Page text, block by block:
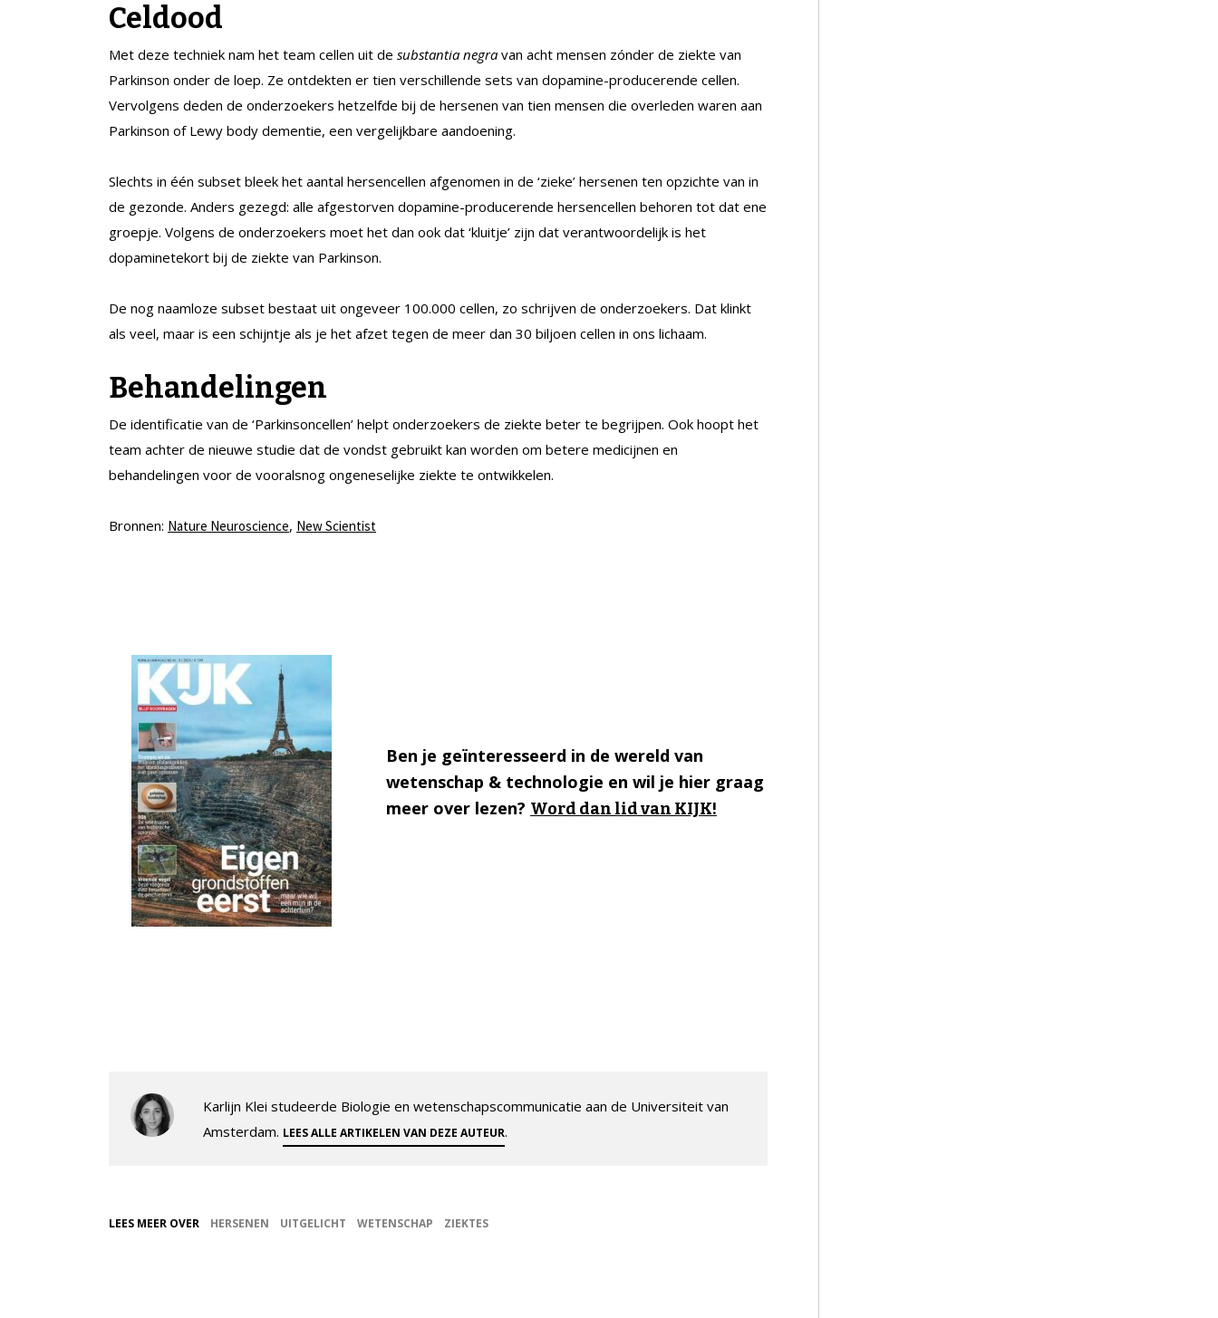
Celdood
Met deze techniek nam het team cellen uit de substantia negra van acht mensen zónder de ziekte van
Parkinson onder de loep. Ze ontdekten er tien verschillende sets van dopamine-producerende cellen.
Vervolgens deden de onderzoekers hetzelfde bij de hersenen van tien mensen die overleden waren aan
Parkinson of Lewy body dementie, een vergelijkbare aandoening.
Slechts in één subset bleek het aantal hersencellen afgenomen in de ‘zieke’ hersenen ten opzichte van in
de gezonde. Anders gezegd: alle afgestorven dopamine-producerende hersencellen behoren tot dat ene
groepje. Volgens de onderzoekers moet het dan ook dat ‘kluitje’ zijn dat verantwoordelijk is het
dopaminetekort bij de ziekte van Parkinson.
De nog naamloze subset bestaat uit ongeveer 100.000 cellen, zo schrijven de onderzoekers. Dat klinkt
als veel, maar is een schijntje als je het afzet tegen de meer dan 30 biljoen cellen in ons lichaam.
Behandelingen
De identificatie van de ‘Parkinsoncellen’ helpt onderzoekers de ziekte beter te begrijpen. Ook hoopt het
team achter de nieuwe studie dat de vondst gebruikt kan worden om betere medicijnen en
behandelingen voor de vooralsnog ongeneselijke ziekte te ontwikkelen.
Bronnen: Nature Neuroscience, New Scientist
Ben je geïnteresseerd in de wereld van
wetenschap & technologie en wil je hier graag
meer over lezen? Word dan lid van KIJK!
Karlijn Klei studeerde Biologie en wetenschapscommunicatie aan de Universiteit van
Amsterdam. LEES ALLE ARTIKELEN VAN DEZE AUTEUR.
LEES MEER OVER HERSENEN UITGELICHT WETENSCHAP ZIEKTES